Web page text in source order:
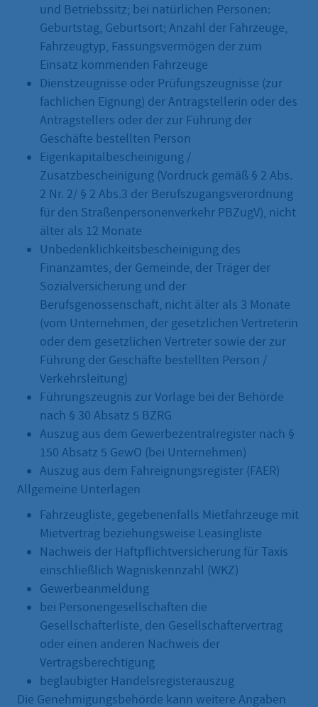
und Betriebssitz; bei natürlichen Personen:
Geburtstag, Geburtsort; Anzahl der Fahrzeuge,
Fahrzeugtyp, Fassungsvermögen der zum
Einsatz kommenden Fahrzeuge
Dienstzeugnisse oder Prüfungszeugnisse (zur
fachlichen Eignung) der Antragstellerin oder des
Antragstellers oder der zur Führung der
Geschäfte bestellten Person
Eigenkapitalbescheinigung /
Zusatzbescheinigung (Vordruck gemäß § 2 Abs.
2 Nr. 2/ § 2 Abs.3 der Berufszugangsverordnung
für den Straßenpersonenverkehr PBZugV), nicht
älter als 12 Monate
Unbedenklichkeitsbescheinigung des
Finanzamtes, der Gemeinde, der Träger der
Sozialversicherung und der
Berufsgenossenschaft, nicht älter als 3 Monate
(vom Unternehmen, der gesetzlichen Vertreterin
oder dem gesetzlichen Vertreter sowie der zur
Führung der Geschäfte bestellten Person /
Verkehrsleitung)
Führungszeugnis zur Vorlage bei der Behörde
nach § 30 Absatz 5 BZRG
Auszug aus dem Gewerbezentralregister nach §
150 Absatz 5 GewO (bei Unternehmen)
Auszug aus dem Fahreignungsregister (FAER)
Allgemeine Unterlagen
Fahrzeugliste, gegebenenfalls Mietfahrzeuge mit
Mietvertrag beziehungsweise Leasingliste
Nachweis der Haftpflichtversicherung für Taxis
einschließlich Wagniskennzahl (WKZ)
Gewerbeanmeldung
bei Personengesellschaften die
Gesellschafterliste, den Gesellschaftervertrag
oder einen anderen Nachweis der
Vertragsberechtigung
beglaubigter Handelsregisterauszug
Die Genehmigungsbehörde kann weitere Angaben